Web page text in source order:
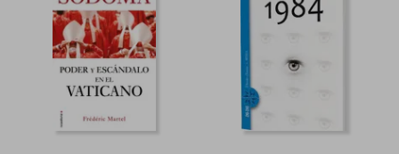
40%
dcto.
S/ 133,20
S/ 79,92